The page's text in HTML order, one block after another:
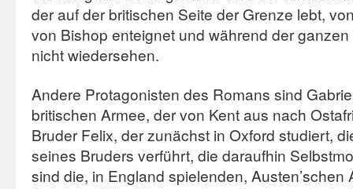
der auf der britischen Seite der Grenze lebt,
von Bishop enteignet und während der
nicht wiedersehen.
Andere Protagonisten des Romans sind
britischen Armee, der von Kent aus nach
Bruder Felix, der zunächst in Oxford studiert,
seines Bruders verführt, die daraufhin
sind die, in England spielenden, Austen’schen